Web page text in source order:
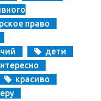
право
дети
красиво